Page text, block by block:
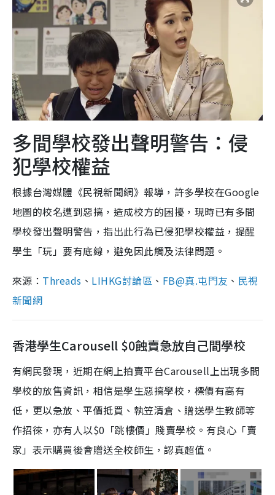
多間學校發出聲明警告：侵
犯學校權益
根據台灣媒體《民視新聞網》報導，許多學校在Google
地圖的校名遭到惡搞，造成校方的困擾，現時已有多間
學校發出聲明警告，指出此行為已侵犯學校權益，提醒
學生「玩」要有底線，避免因此觸及法律問題。
來源： Threads 、 LIHKG討論區 、 FB@真.屯門友 、 民視
新聞網
香港學生Carousell $0蝕賣急放自己間學校
有網民發現，近期在網上拍賣平台Carousell上出現多間
學校的放售資訊，相信是學生惡搞學校，標價有高有
低，更以急放、平價抵買、執笠清倉、贈送學生教師等
作招徠，亦有人以$0「跳樓價」賤賣學校。有良心「賣
家」表示購買後會贈送全校師生，認真超值。